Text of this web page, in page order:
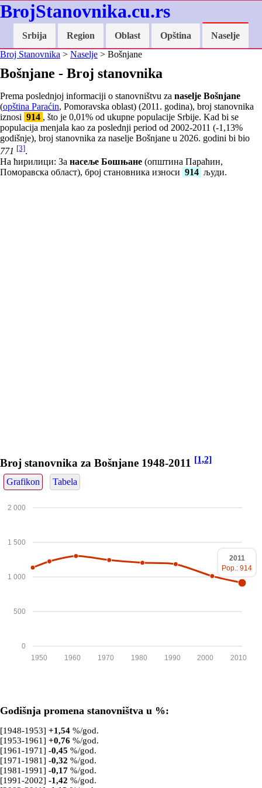
BrojStanovnika.cu.rs
Srbija Region Oblast Opština
Naselje
Broj Stanovnika > Naselje > Bošnjane
Bošnjane - Broj stanovnika
Prema poslednjoj informaciji o stanovništvu za naselje Bošnjane
(opština Paraćin, Pomoravska oblast) (2011. godina), broj stanovnika
iznosi 914 , što je 0,01% od ukupne populacije Srbije. Kad bi se
populacija menjala kao za poslednji period od 2002-2011 (-1,13%
godišnje), broj stanovnika za naselje Bošnjane u 2026. godini bi bio
771 [3].
На ћирилици: За насеље Бошњане (општина Параћин,
Поморавска област), број становника износи 914 људи.
Broj stanovnika za Bošnjane 1948-2011 [1,2]
Grafikon Tabela
0
500
1 000
1 500
2 000
2010
2000
1990
1980
1970
1960
1950
2011
Pop.: 914
Godišnja promena stanovništva u %:
[1948-1953] +1,54 %/god.
[1953-1961] +0,76 %/god.
[1961-1971] -0,45 %/god.
[1971-1981] -0,32 %/god.
[1981-1991] -0,17 %/god.
[1991-2002] -1,42 %/god.